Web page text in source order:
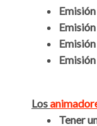
Los
Tener